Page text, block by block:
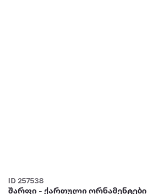
ID 257538
შარფი - ქართული ორნამენტები